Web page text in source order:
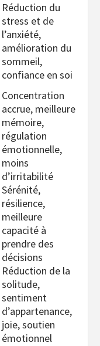
Réduction du
stress et de
l’anxiété,
amélioration du
sommeil,
confiance en soi
Concentration
accrue, meilleure
mémoire,
régulation
émotionnelle,
moins
d’irritabilité
Sérénité,
résilience,
meilleure
capacité à
prendre des
décisions
Réduction de la
solitude,
sentiment
d’appartenance,
joie, soutien
émotionnel